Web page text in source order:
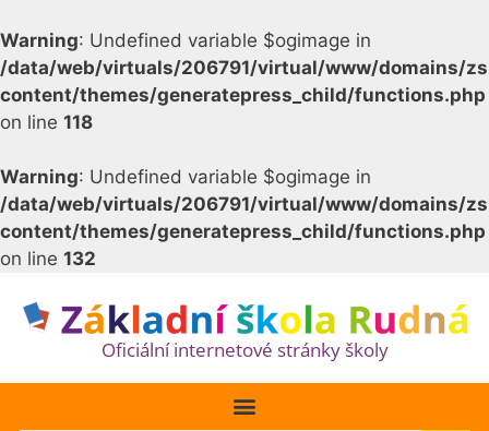
Warning: Undefined variable $ogimage in
/data/web/virtuals/206791/virtual/www/domains/
content/themes/generatepress_child/functions.php
on line 118
Warning: Undefined variable $ogimage in
/data/web/virtuals/206791/virtual/www/domains/
content/themes/generatepress_child/functions.php
on line 132
Oficiální internetové stránky školy